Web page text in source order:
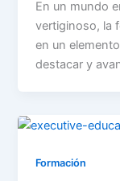
En un mundo
vertiginoso, la
en un
destacar y
Formación